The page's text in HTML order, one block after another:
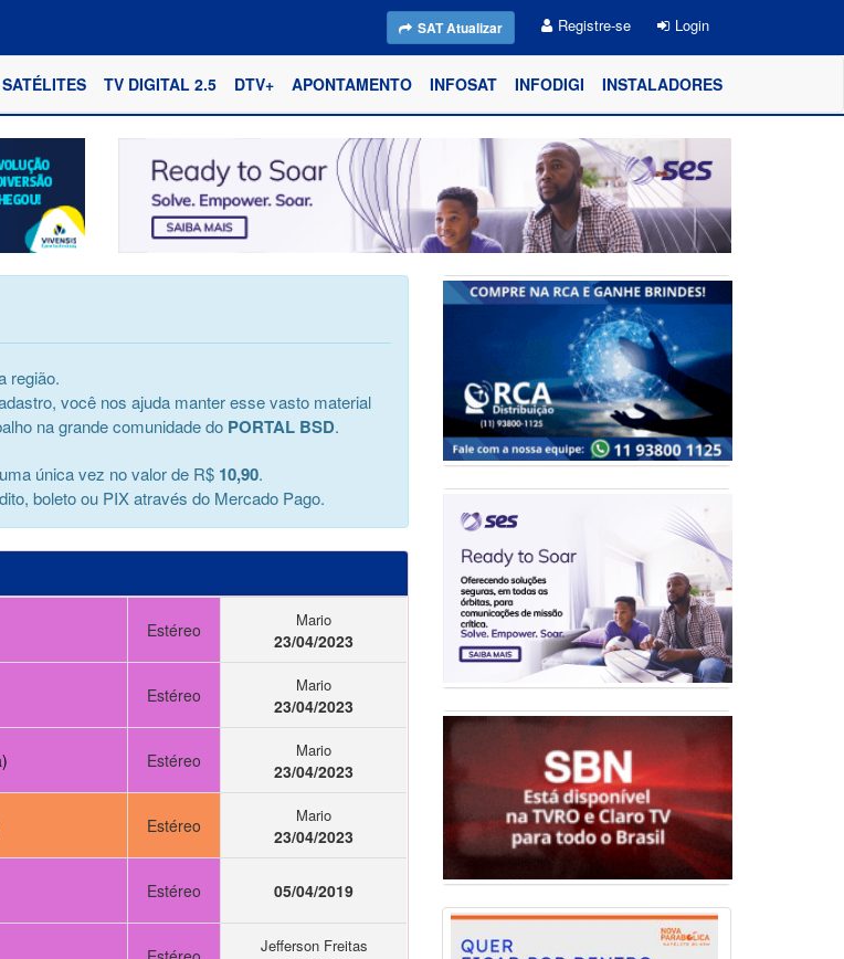
SAT Atualizar Registre-se Login
SATÉLITES TV DIGITAL 2.5 DTV+ APONTAMENTO INFOSAT INFODIGI INSTALADORES
região.
você nos ajuda manter esse vasto material
na grande comunidade do PORTAL BSD.
única vez no valor de R$ 10,90.
boleto ou PIX através do Mercado Pago.
Estéreo Mario
23/04/2023
Estéreo Mario
23/04/2023
Estéreo Mario
23/04/2023
Estéreo Mario
23/04/2023
Estéreo 05/04/2019
Jefferson Freitas